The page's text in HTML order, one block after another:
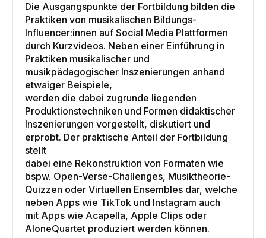
Die Ausgangspunkte der Fortbildung bilden die
Praktiken von musikalischen Bildungs-
Influencer:innen auf Social Media Plattformen
durch Kurzvideos. Neben einer Einführung in
Praktiken musikalischer und
musikpädagogischer Inszenierungen anhand
etwaiger Beispiele,
werden die dabei zugrunde liegenden
Produktionstechniken und Formen didaktischer
Inszenierungen vorgestellt, diskutiert und
erprobt. Der praktische Anteil der Fortbildung
stellt
dabei eine Rekonstruktion von Formaten wie
bspw. Open-Verse-Challenges, Musiktheorie-
Quizzen oder Virtuellen Ensembles dar, welche
neben Apps wie TikTok und Instagram auch
mit Apps wie Acapella, Apple Clips oder
AloneQuartet produziert werden können.